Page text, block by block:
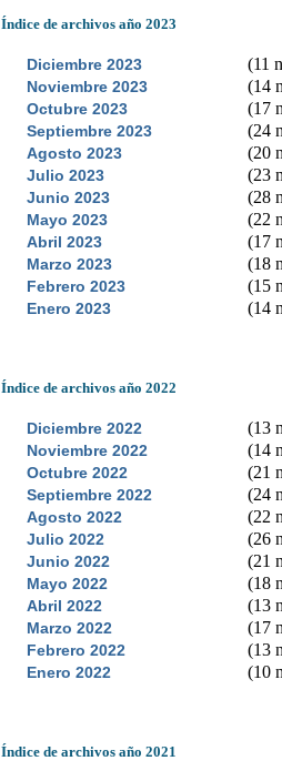
Índice de archivos año 2023
Diciembre 2023 (11
Noviembre 2023 (14
Octubre 2023 (17
Septiembre 2023 (24
Agosto 2023 (20
Julio 2023 (23
Junio 2023 (28
Mayo 2023 (22
Abril 2023 (17
Marzo 2023 (18
Febrero 2023 (15
Enero 2023 (14
Índice de archivos año 2022
Diciembre 2022 (13
Noviembre 2022 (14
Octubre 2022 (21
Septiembre 2022 (24
Agosto 2022 (22
Julio 2022 (26
Junio 2022 (21
Mayo 2022 (18
Abril 2022 (13
Marzo 2022 (17
Febrero 2022 (13
Enero 2022 (10
Índice de archivos año 2021